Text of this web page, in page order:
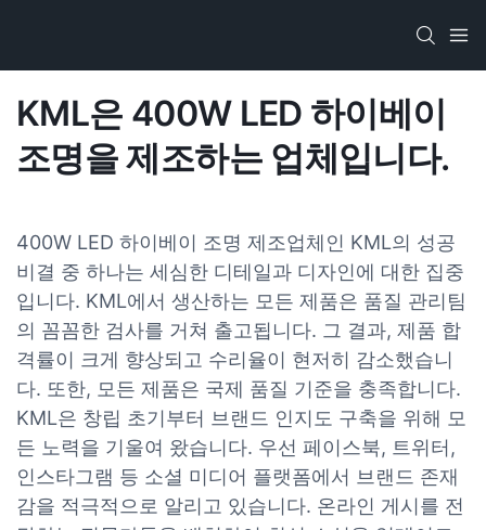
KML은 400W LED 하이베이
조명을 제조하는 업체입니다.
400W LED 하이베이 조명 제조업체인 KML의 성공
비결 중 하나는 세심한 디테일과 디자인에 대한 집중
입니다. KML에서 생산하는 모든 제품은 품질 관리팀
의 꼼꼼한 검사를 거쳐 출고됩니다. 그 결과, 제품 합
격률이 크게 향상되고 수리율이 현저히 감소했습니
다. 또한, 모든 제품은 국제 품질 기준을 충족합니다.
KML은 창립 초기부터 브랜드 인지도 구축을 위해 모
든 노력을 기울여 왔습니다. 우선 페이스북, 트위터,
인스타그램 등 소셜 미디어 플랫폼에서 브랜드 존재
감을 적극적으로 알리고 있습니다. 온라인 게시를 전